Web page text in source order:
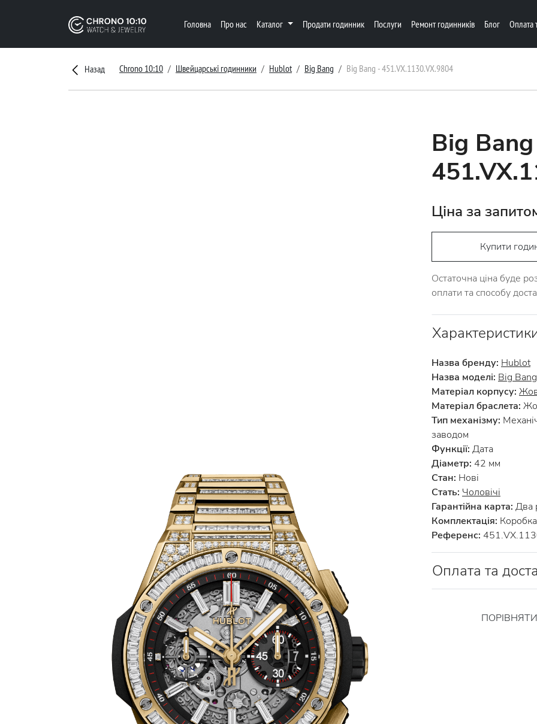
Головна Про нас Каталог Продати годинник Послуги Ремонт годинників Блог Оплата
Назад Chrono 10:10 Швейцарські годинники Hublot Big Bang Big Bang - 451.VX.1130.VX.9804
Big
Ціна за
Купити
Остаточна ціна буде
оплати та способу
Назва бренду: Hublot
Назва моделі: Big Bang
Матеріал корпусу:
Матеріал браслета:
Тип механізму:
заводом
Функції: Дата
Діаметр: 42 мм
Стан: Нові
Стать: Чоловічі
Гарантійна карта: Два
Комплектація:
Референс:
Оплата та
ПОРІВНЯТИ